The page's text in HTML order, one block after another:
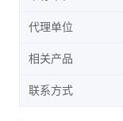
代理单位
相关产品
联系方式